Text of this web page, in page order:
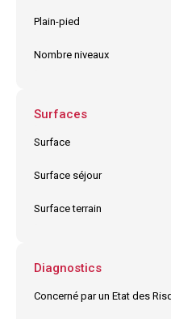
Plain-pied
Nombre niveaux
Surfaces
Surface
Surface séjour
Surface terrain
Diagnostics
Concerné par un Etat des